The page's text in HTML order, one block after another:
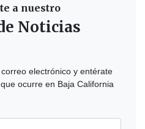
a nuestro
Noticias
electrónico y entérate
ocurre en Baja California